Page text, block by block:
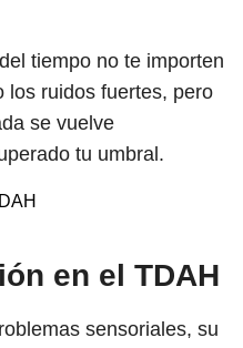
tiempo no te importen
los ruidos fuertes, pero
se vuelve
tu umbral.
en el TDAH
sensoriales, su